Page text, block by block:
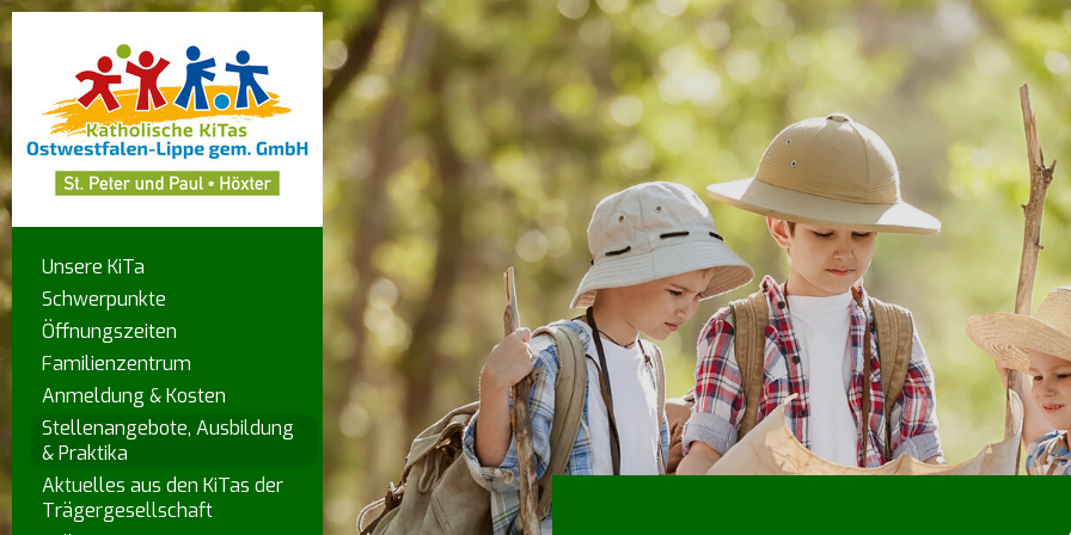
Unsere KiTa
Schwerpunkte
Öffnungszeiten
Familienzentrum
Anmeldung & Kosten
Stellenangebote, Ausbildung
& Praktika
Aktuelles aus den KiTas der
Trägergesellschaft